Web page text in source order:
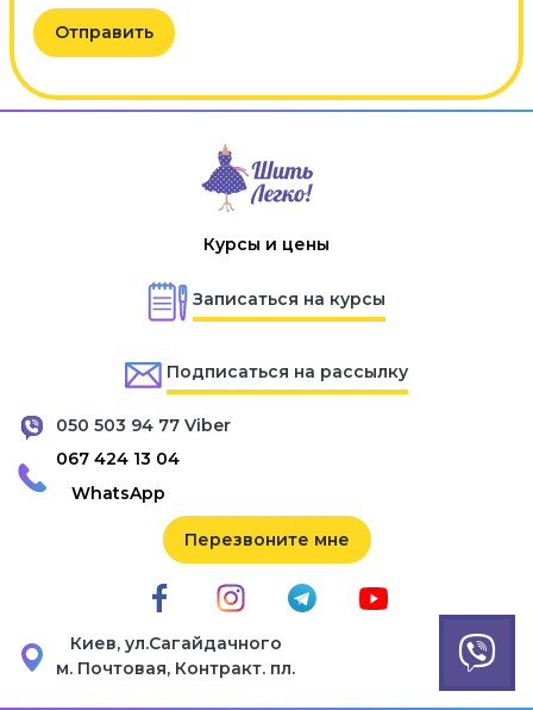
Отправить
Курсы и цены
Записаться на курсы
Подписаться на рассылку
050 503 94 77 Viber
067 424 13 04
WhatsApp
Перезвоните мне
Киев, ул.Сагайдачного
м. Почтовая, Контракт. пл.